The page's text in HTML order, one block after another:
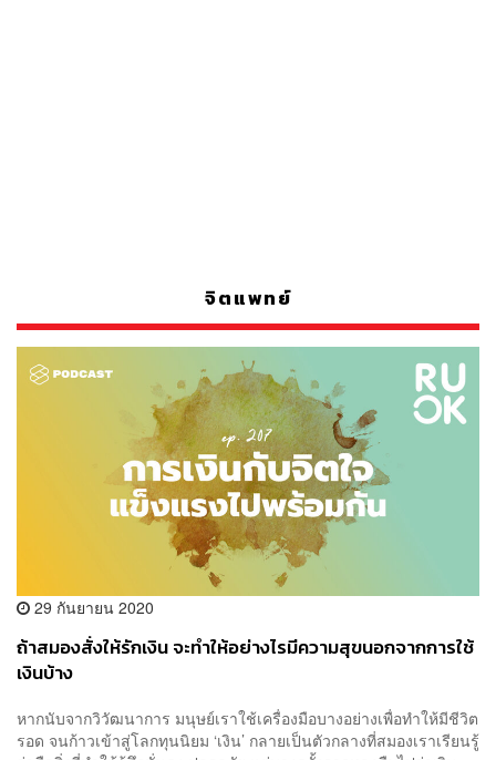
จิตแพทย์
29 กันยายน 2020
ถ้าสมองสั่งให้รักเงิน จะทำให้อย่างไรมีความสุขนอกจากการใช้
เงินบ้าง
หากนับจากวิวัฒนาการ มนุษย์เราใช้เครื่องมือบางอย่างเพื่อทำให้มีชีวิต
รอด จนก้าวเข้าสู่โลกทุนนิยม ‘เงิน’ กลายเป็นตัวกลางที่สมองเราเรียนรู้